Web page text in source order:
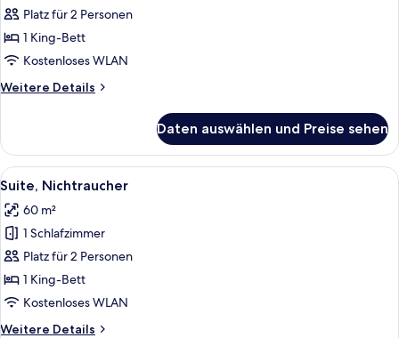
1 King-
Bett,
Nichtraucher
Platz für 2 Personen
1 King-Bett
Kostenloses WLAN
Weitere Details
Weitere
1 King-
Bett,
Nichtraucher
Daten auswählen und Preise sehen
Alle
Fotos
für
Suite,
Nichtraucher
anzeigen
Ein modernes Schlafzimmer mit
3
Suite, Nichtraucher
60 m²
1 Schlafzimmer
Platz für 2 Personen
1 King-Bett
Kostenloses WLAN
Weitere Details
Weitere